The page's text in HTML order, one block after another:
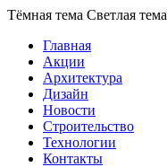
Тёмная тема Светлая тема
Главная
Акции
Архитектура
Дизайн
Новости
Строительство
Технологии
Контакты